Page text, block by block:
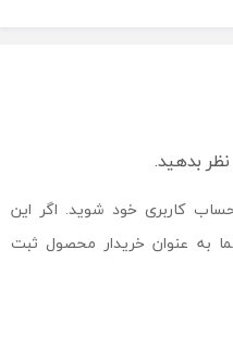
بدهید.
کاربری خود شوید. اگر این
به عنوان خریدار محصول ثبت